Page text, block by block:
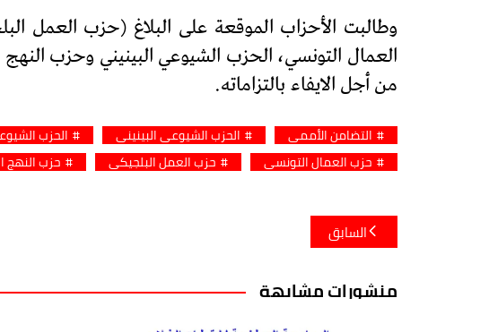
وطالبت الأحزاب الموقعة على البلاغ (حزب العمل
العمال التونسي، الحزب الشيوعي البينيني وحزب
من أجل الايفاء بالتزاماته.
التضامن الأممي الحزب الشيوعي البينيني الحزب
حزب العمال التونسي
حزب العمل البلجيكي حزب النهج
تصفّح
المقالات
السابق
منشورات مشابهة